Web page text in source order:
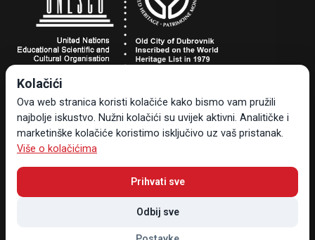
Turistička zajednica grada Dubrovnika
Dr. Ante Starčevića 24, 20000 Dubrovnik, Hrvatska
Tel +385 20 323-887
info@tzdubrovnik.hr
Kolačići
Ova web stranica koristi kolačiće kako bismo vam pružili
najbolje iskustvo. Nužni kolačići su uvijek aktivni. Analitičke i
marketinške kolačiće koristimo isključivo uz vaš pristanak.
Više o kolačićima
Prihvati sve
Odbij sve